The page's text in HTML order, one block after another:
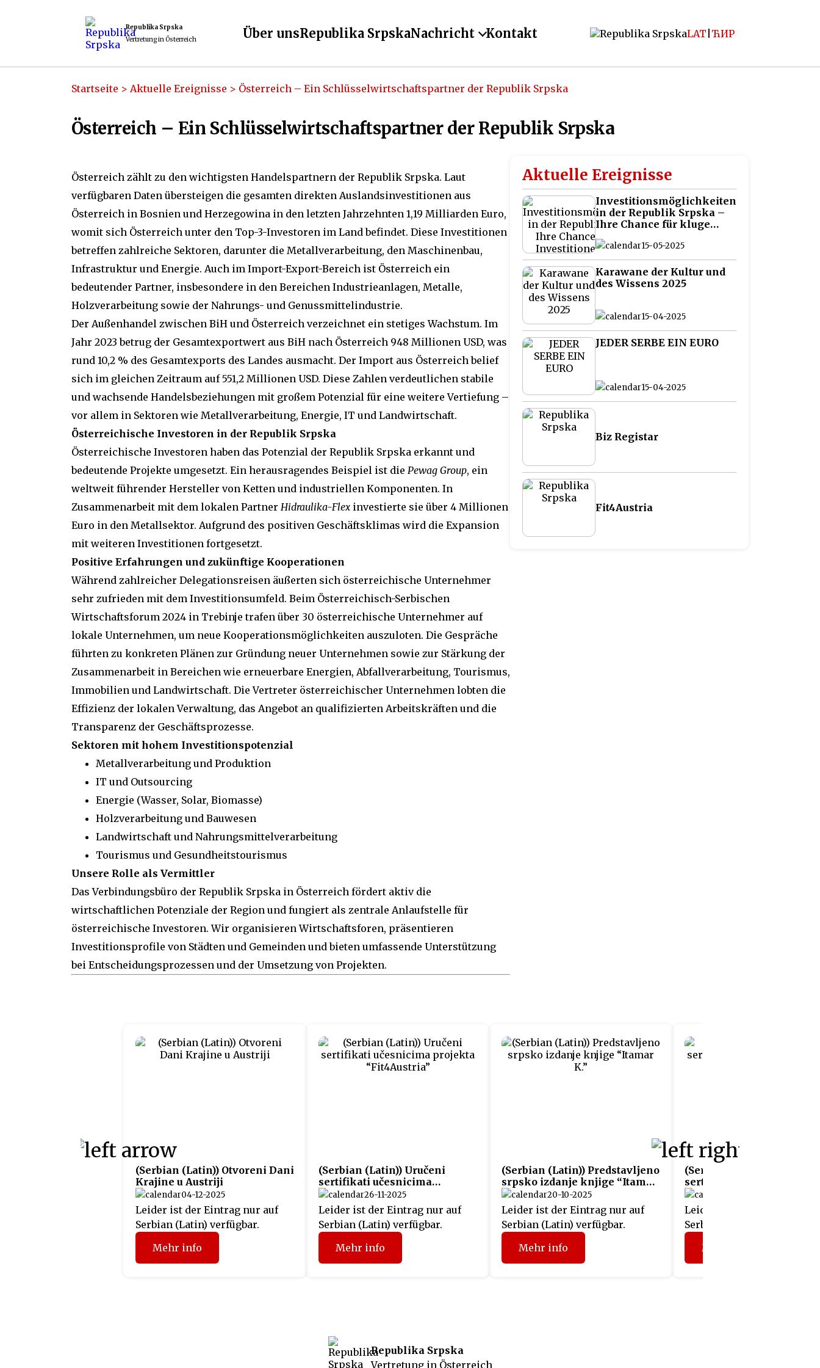
Republika Srpska
Vertretung in Österreich
Über unsRepublika SrpskaNachricht Kontakt LAT ЋИР
Startseite > Aktuelle Ereignisse > Österreich – Ein Schlüsselwirtschaftspartner der Republik Srpska
Österreich – Ein Schlüsselwirtschaftspartner der Republik Srpska
Österreich zählt zu den wichtigsten Handelspartnern der Republik Srpska. Laut
verfügbaren Daten übersteigen die gesamten direkten Auslandsinvestitionen aus
Österreich in Bosnien und Herzegowina in den letzten Jahrzehnten 1,19 Milliarden Euro,
womit sich Österreich unter den Top-3-Investoren im Land befindet. Diese Investitionen
betreffen zahlreiche Sektoren, darunter die Metallverarbeitung, den Maschinenbau,
Infrastruktur und Energie. Auch im Import-Export-Bereich ist Österreich ein
bedeutender Partner, insbesondere in den Bereichen Industrieanlagen, Metalle,
Holzverarbeitung sowie der Nahrungs- und Genussmittelindustrie.
Der Außenhandel zwischen BiH und Österreich verzeichnet ein stetiges Wachstum. Im
Jahr 2023 betrug der Gesamtexportwert aus BiH nach Österreich 948 Millionen USD, was
rund 10,2 % des Gesamtexports des Landes ausmacht. Der Import aus Österreich belief
sich im gleichen Zeitraum auf 551,2 Millionen USD. Diese Zahlen verdeutlichen stabile
und wachsende Handelsbeziehungen mit großem Potenzial für eine weitere Vertiefung –
vor allem in Sektoren wie Metallverarbeitung, Energie, IT und Landwirtschaft.
Österreichische Investoren in der Republik Srpska
Österreichische Investoren haben das Potenzial der Republik Srpska erkannt und
bedeutende Projekte umgesetzt. Ein herausragendes Beispiel ist die Pewag Group, ein
weltweit führender Hersteller von Ketten und industriellen Komponenten. In
Zusammenarbeit mit dem lokalen Partner Hidraulika-Flex investierte sie über 4 Millionen
Euro in den Metallsektor. Aufgrund des positiven Geschäftsklimas wird die Expansion
mit weiteren Investitionen fortgesetzt.
Positive Erfahrungen und zukünftige Kooperationen
Während zahlreicher Delegationsreisen äußerten sich österreichische Unternehmer
sehr zufrieden mit dem Investitionsumfeld. Beim Österreichisch-Serbischen
Wirtschaftsforum 2024 in Trebinje trafen über 30 österreichische Unternehmer auf
lokale Unternehmen, um neue Kooperationsmöglichkeiten auszuloten. Die Gespräche
führten zu konkreten Plänen zur Gründung neuer Unternehmen sowie zur Stärkung der
Zusammenarbeit in Bereichen wie erneuerbare Energien, Abfallverarbeitung, Tourismus,
Immobilien und Landwirtschaft. Die Vertreter österreichischer Unternehmen lobten die
Effizienz der lokalen Verwaltung, das Angebot an qualifizierten Arbeitskräften und die
Transparenz der Geschäftsprozesse.
Sektoren mit hohem Investitionspotenzial
Metallverarbeitung und Produktion
IT und Outsourcing
Energie (Wasser, Solar, Biomasse)
Holzverarbeitung und Bauwesen
Landwirtschaft und Nahrungsmittelverarbeitung
Tourismus und Gesundheitstourismus
Unsere Rolle als Vermittler
Das Verbindungsbüro der Republik Srpska in Österreich fördert aktiv die
wirtschaftlichen Potenziale der Region und fungiert als zentrale Anlaufstelle für
österreichische Investoren. Wir organisieren Wirtschaftsforen, präsentieren
Investitionsprofile von Städten und Gemeinden und bieten umfassende Unterstützung
bei Entscheidungsprozessen und der Umsetzung von Projekten.
Aktuelle Ereignisse
Investitionsmöglichkeiten
in der Republik Srpska –
Ihre Chance für kluge
Investitionen auf dem
Balkan
15-05-2025
Karawane der Kultur und
des Wissens 2025
15-04-2025
JEDER SERBE EIN EURO
15-04-2025
Biz Registar
Fit4Austria
(Serbian (Latin)) Otvoreni Dani
Krajine u Austriji
04-12-2025
Leider ist der Eintrag nur auf
Serbian (Latin) verfügbar.
Mehr info
(Serbian (Latin)) Uručeni
sertifikati učesnicima
projekta “Fit4Austria”
26-11-2025
Leider ist der Eintrag nur auf
Serbian (Latin) verfügbar.
Mehr info
(Serbian (Latin)) Predstavljeno
srpsko izdanje knjige “Itamar
K.”
20-10-2025
Leider ist der Eintrag nur auf
Serbian (Latin) verfügbar.
Mehr info
(Serbian (Latin)) Uručeni
sertifikati učesnicima
projekta „Fit4Austria“
Leider ist der Eintrag nur
Serbian (Latin) verfügbar.
Mehr info
Republika Srpska
Vertretung in Österreich